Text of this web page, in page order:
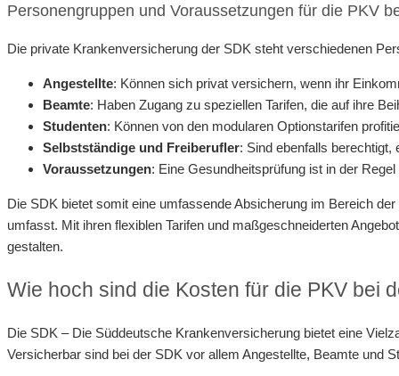
Personengruppen und Voraussetzungen für die PKV
Die private Krankenversicherung der SDK steht verschiedenen
Angestellte: Können sich privat versichern, wenn ihr
Beamte: Haben Zugang zu speziellen Tarifen, die auf ihre
Studenten: Können von den modularen Optionstarifen
Selbstständige und Freiberufler: Sind ebenfalls
Voraussetzungen: Eine Gesundheitsprüfung ist in der
Die SDK bietet somit eine umfassende Absicherung im Bereich
umfasst. Mit ihren flexiblen Tarifen und maßgeschneiderten
gestalten.
Wie hoch sind die Kosten für die PKV bei
Die SDK – Die Süddeutsche Krankenversicherung bietet eine
Versicherbar sind bei der SDK vor allem Angestellte, Beamte und